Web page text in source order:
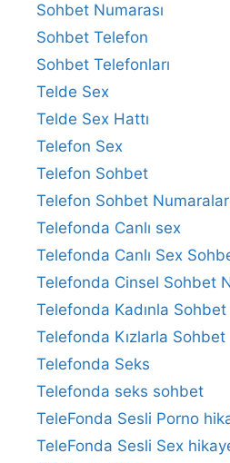
Sohbet Numarası
Sohbet Telefon
Sohbet Telefonları
Telde Sex
Telde Sex Hattı
Telefon Sex
Telefon Sohbet
Telefon Sohbet
Telefonda Canlı sex
Telefonda Canlı Sex
Telefonda Cinsel Sohbet
Telefonda Kadınla Sohbet
Telefonda Kızlarla Sohbet
Telefonda Seks
Telefonda seks sohbet
TeleFonda Sesli Porno
TeleFonda Sesli Sex